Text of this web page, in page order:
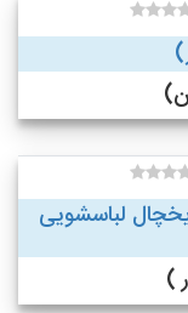
لباسشویی